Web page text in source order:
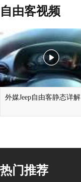
自由客视频
外媒Jeep自由客静态详解
热门推荐